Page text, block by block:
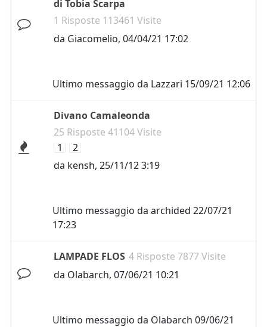
di Tobia Scarpa
1 Risposte 113461 Visite
da Giacomelio, 04/04/21 17:02
Ultimo messaggio da Lazzari 15/09/21 12:06
Divano Camaleonda
25 Risposte 41104 Visite
1
2
da kensh, 25/11/12 3:19
Ultimo messaggio da archided 22/07/21
17:23
LAMPADE FLOS 4 Risposte 7877 Visite
da Olabarch, 07/06/21 10:21
Ultimo messaggio da Olabarch 09/06/21